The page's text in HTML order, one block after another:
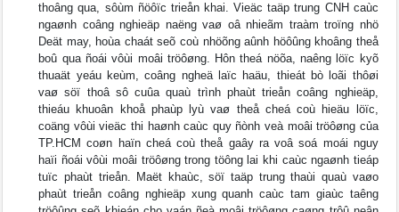
thoâng qua, sôùm ñöôïc trieån khai. Vieäc taäp trung CNH caùc
ngaønh coâng nghieäp naëng vaø oâ nhieãm traàm troïng nhö
Deät may, hoùa chaát seõ coù nhöõng aûnh höôûng khoâng theå
boû qua ñoái vôùi moâi tröôøng. Hôn theá nöõa, naêng löïc kyõ
thuaät yeáu keùm, coâng ngheä laïc haäu, thieát bò loãi thôøi
vaø söï thoâ sô cuûa quaù trình phaùt trieån coâng nghieäp,
thieáu khuoân khoå phaùp lyù vaø theå cheá coù hieäu löïc,
coäng vôùi vieäc thi haønh caùc quy ñònh veà moâi tröôøng của
TP.HCM coøn haïn cheá coù theå gaây ra voâ soá moái nguy
haïi ñoái vôùi moâi tröôøng trong töông lai khi caùc ngaønh tieáp
tuïc phaùt trieån. Maët khaùc, söï taäp trung thaùi quaù vaøo
phaùt trieån coâng nghieäp xung quanh caùc tam giaùc taêng